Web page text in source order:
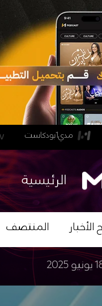
مدي1بودكاست
الرئيسية
المنتصف